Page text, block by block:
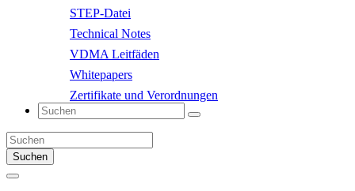
STEP-Datei
Technical Notes
VDMA Leitfäden
Whitepapers
Zertifikate und Verordnungen
Suchen